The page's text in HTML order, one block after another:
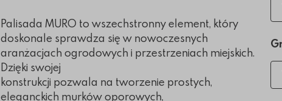
Palisada MURO to wszechstronny element, który
doskonale sprawdza się w nowoczesnych
aranżacjach ogrodowych i przestrzeniach miejskich.
Dzięki swojej
konstrukcji pozwala na tworzenie prostych,
eleganckich murków oporowych,